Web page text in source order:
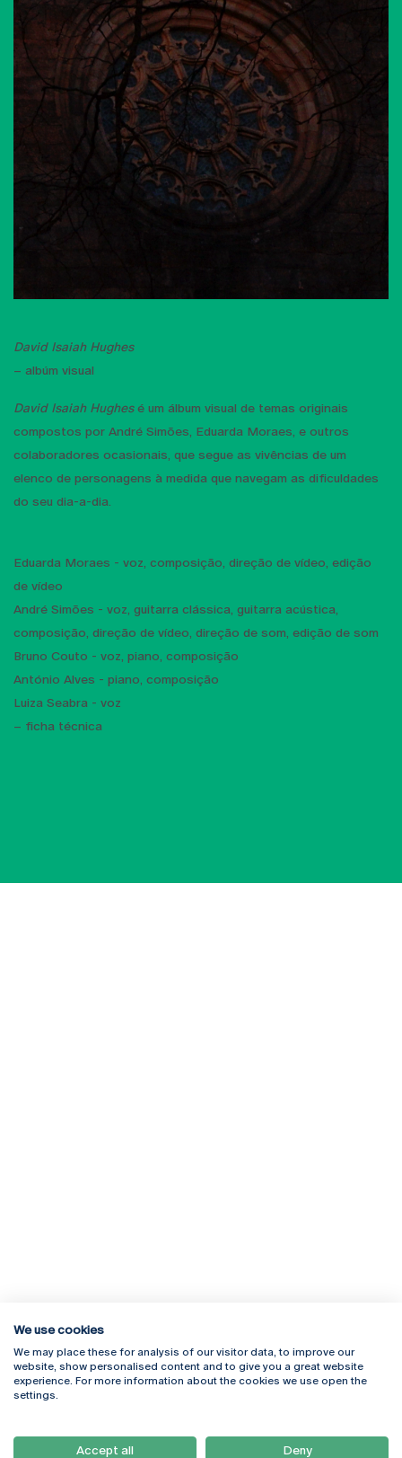
David Isaiah Hughes
– albúm visual
David Isaiah Hughesé um álbum visual de temas originais
compostos por André Simões, Eduarda Moraes, e outros
colaboradores ocasionais, que segue as vivências de um
elenco de personagens à medida que navegam as dificuldades
do seu dia-a-dia.
Eduarda Moraes - voz, composição, direção de vídeo, edição
de vídeo
André Simões - voz, guitarra clássica, guitarra acústica,
composição, direção de vídeo, direção de som, edição de som
Bruno Couto - voz, piano, composição
António Alves - piano, composição
Luiza Seabra - voz
– ficha técnica
Rua Diogo Botelho 1327
4169-005 Porto
+351 226 196 240
Campus Online
Webmail
Como Chegar
We use cookies
We may place these for analysis of our visitor data, to improve our
website, show personalised content and to give you a great website
experience. For more information about the cookies we use open the
settings.
Accept all Deny